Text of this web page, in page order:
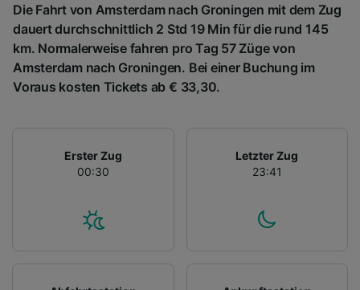
Die Fahrt von Amsterdam nach Groningen mit dem Zug
dauert durchschnittlich 2 Std 19 Min für die rund 145
km. Normalerweise fahren pro Tag 57 Züge von
Amsterdam nach Groningen. Bei einer Buchung im
Voraus kosten Tickets ab € 33,30.
Erster Zug
00:30
Letzter Zug
23:41